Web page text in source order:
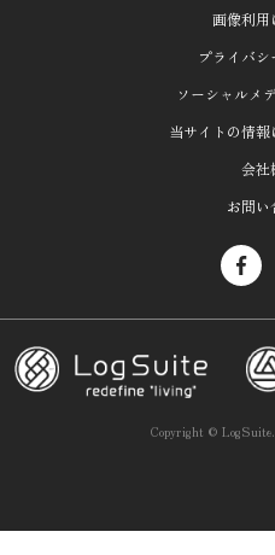
画像利用
プライバ
ソーシャルメ
当サイトの情
会社
お問い
Copyright © LogSuite.